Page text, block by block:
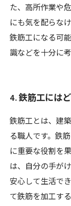
た、高所作業や
にも気を配らな
鉄筋工になる可
識などを十分に
4. 鉄筋工には
鉄筋工とは、建
る職人です。鉄
に重要な役割を
は、自分の手が
安心して生活で
て鉄筋を加工す